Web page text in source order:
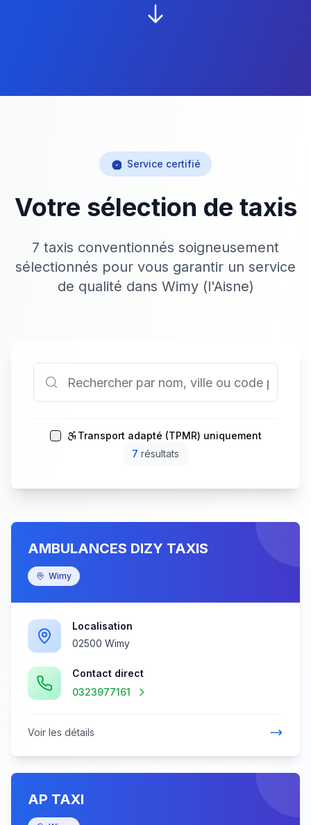
Service certifié
Votre sélection de taxis
7 taxis conventionnés soigneusement
sélectionnés pour vous garantir un service
de qualité dans Wimy (l'Aisne)
Transport adapté (TPMR) uniquement
7 résultats
AMBULANCES DIZY TAXIS
Wimy
Localisation
02500 Wimy
Contact direct
0323977161
Voir les détails
AP TAXI